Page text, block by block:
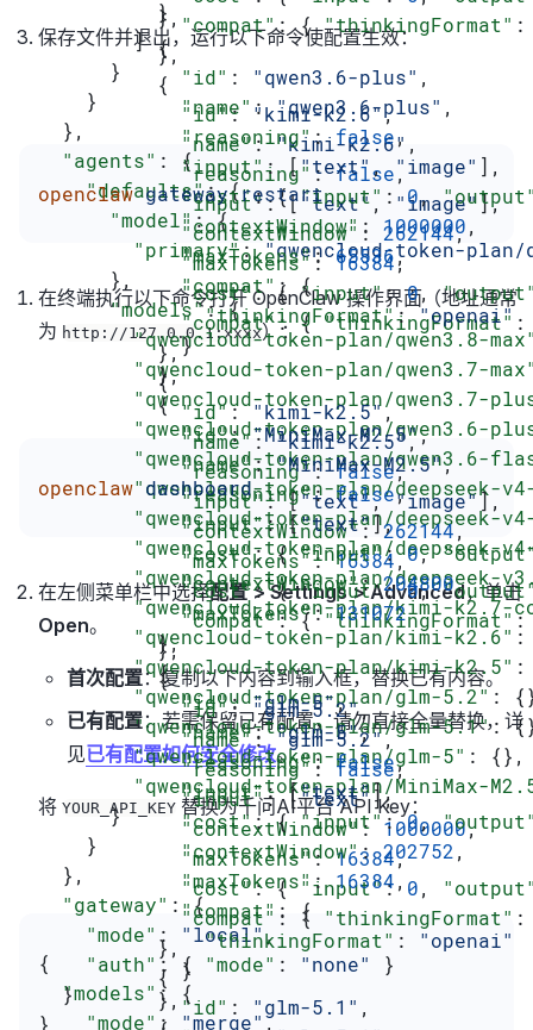
          }
        ]
      }
    }
  },
  "agents"
: {
    "defaults"
: {
      "model"
: {
        "primary"
: "qwencloud-token-plan/
      },
      "models"
: {
"qwencloud-token-plan/qwen3.8-
"qwencloud-token-plan/qwen3.7-
"qwencloud-token-plan/qwen3.7-
"qwencloud-token-plan/qwen3.6-
"qwencloud-token-plan/qwen3.6-
"qwencloud-token-plan/deepseek-
"qwencloud-token-plan/deepseek-
"qwencloud-token-plan/deepseek-
"qwencloud-token-plan/deepseek-
"qwencloud-token-plan/kimi-k2.7-
        "qwencloud-token-plan/kimi-k2.6"
:
        "qwencloud-token-plan/kimi-k2.5"
:
        "qwencloud-token-plan/glm-5.2"
:
        "qwencloud-token-plan/glm-5.1"
:
        "qwencloud-token-plan/glm-5"
: {},
"qwencloud-token-plan/MiniMax-
      }
    }
  },
  "gateway"
: {
    "mode"
: "local",
    "auth"
: { "mode" : "none"
}
  }
}
            "compat"
: { "thinkingFormat"
          },
          {
            "id"
: "kimi-k2.6",
            "name"
: "kimi-k2.6" ,
            "reasoning"
: false,
            "input"
: ["text", "image"],
            "contextWindow"
: 262144,
            "maxTokens"
: 16384,
            "cost"
: { "input": 0,
            "compat"
: { "thinkingFormat"
          },
          {
            "id"
: "kimi-k2.5",
            "name"
: "kimi-k2.5",
            "reasoning"
: false,
            "input"
: ["text", "image"],
            "contextWindow"
: 262144,
            "maxTokens"
: 16384,
            "cost"
: { "input": 0,
            "compat"
: { "thinkingFormat"
          },
          {
            "id"
: "glm-5.2",
            "name"
: "glm-5.2",
            "reasoning"
: false,
            "input"
: ["text"],
            "contextWindow"
: 1000000,
            "maxTokens"
: 16384,
            "cost"
: { "input": 0,
            "compat"
: { "thinkingFormat"
          },
          {
            "id"
: "glm-5.1" ,
          },
          {
            "id"
: "qwen3.6-plus" ,
            "name"
: "qwen3.6-plus" ,
            "reasoning"
: false,
            "input"
: ["text" , "image" ],
            "cost"
: { "input" : 0,
            "contextWindow"
: 1000000,
            "maxTokens"
: 65536,
            "compat"
: {
              "thinkingFormat"
: "openai"
            }
          },
          {
            "id"
: "MiniMax-M2.5",
            "name"
: "MiniMax-M2.5",
            "reasoning"
: false,
            "input"
: ["text"],
            "cost"
: { "input": 0,
            "contextWindow"
: 204800,
            "maxTokens"
: 131072
          },
          {
            "id"
: "glm-5",
            "name"
: "glm-5",
            "reasoning"
: false,
            "input"
: ["text"],
            "cost"
: { "input": 0,
            "contextWindow"
: 202752 ,
            "maxTokens"
: 16384,
            "compat"
: {
              "thinkingFormat"
: "openai"
            }
          },
保存文件并退出，运行以下命令使配置生效：
openclaw gateway restart
在终端执行以下命令打开 OpenClaw 操作界面（地址通常
为 http://127.0.0.1:xxxx）：
openclaw dashboard
在左侧菜单栏中选择配置 > Settings > Advanced，单击
Open。
首次配置：复制以下内容到输入框，替换已有内容。
已有配置：若需保留已有配置，请勿直接全量替换，详
见已有配置如何安全修改。
将 YOUR_API_KEY 替换为千问AI平台 API Key：
{
  "models"
: {
    "mode"
: "merge",